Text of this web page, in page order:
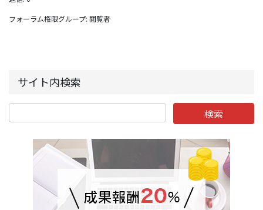
フォーラム権限グループ: 閲覧者
サイト内検索